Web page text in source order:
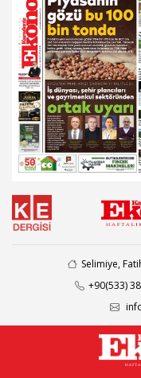
Selimiye,
+90(533)